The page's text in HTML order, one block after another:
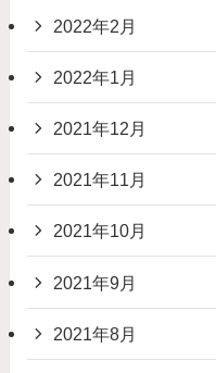
2022年2月
2022年1月
2021年12月
2021年11月
2021年10月
2021年9月
2021年8月